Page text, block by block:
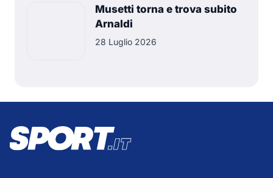
Musetti torna e trova subito
Arnaldi
28 Luglio 2026